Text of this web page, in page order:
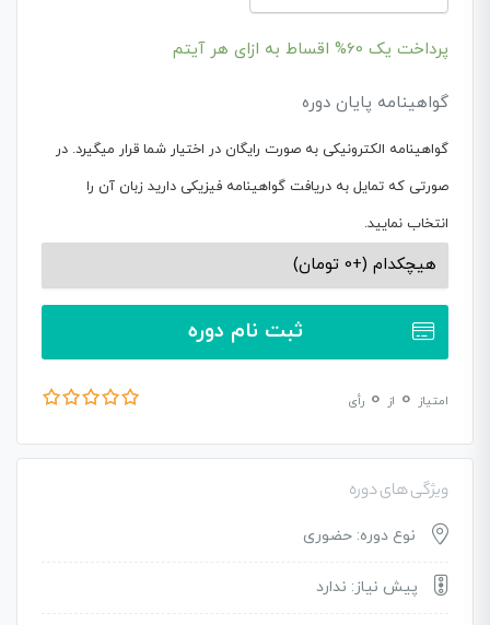
پرداخت یک 60% اقساط به ازای هر آیتم
گواهینامه پایان دوره
گواهینامه الکترونیکی به صورت رایگان در اختیار شما قرار میگیرد. در
صورتی که تمایل به دریافت گواهینامه فیزیکی دارید زبان آن را
انتخاب نمایید.
ثبت نام دوره
امتیاز 0 از 0 رأی
ویژگی های دوره
نوع دوره: حضوری
پیش نیاز: ندارد